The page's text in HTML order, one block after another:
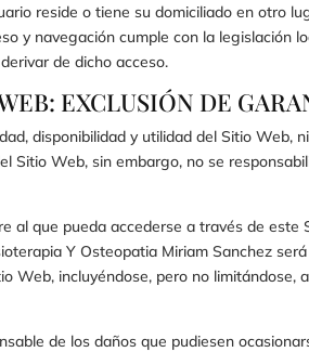
reside o tiene su domiciliado en otro
y navegación cumple con la legislación
de dicho acceso.
EXCLUSIÓN DE
disponibilidad y utilidad del Sitio Web,
Sitio Web, sin embargo, no se
al que pueda accederse a través de
Y Osteopatia Miriam Sanchez
Web, incluyéndose, pero no limitándose,
de los daños que pudiesen